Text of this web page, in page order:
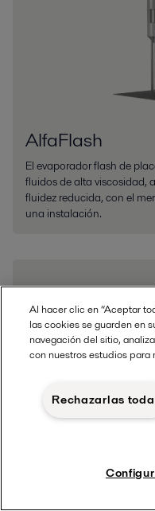
AlfaFlash
El evaporador flash de
fluidos de alta viscosidad,
fluidez reducida, con el
una instalación.
Al hacer clic en “Aceptar
las cookies se guarden en
navegación del sitio,
con nuestros estudios para
Rechazarlas